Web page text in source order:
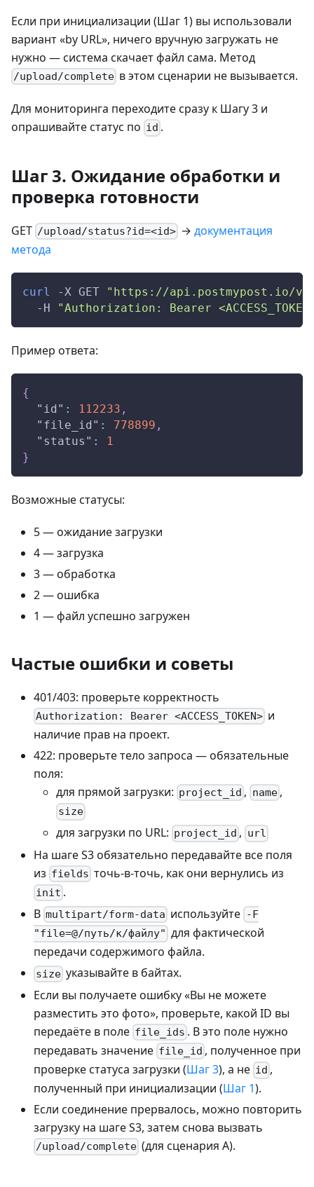
Если при инициализации (Шаг 1) вы использовали
вариант «by URL», ничего вручную загружать не
нужно — система скачает файл сама. Метод
/upload/complete в этом сценарии не вызывается.
Для мониторинга переходите сразу к Шагу 3 и
опрашивайте статус по id .
Шаг 3. Ожидание обработки и
проверка готовности
GET /upload/status?id=<id> →документация
метода
curl -X GET
"https://api.postmypost.io/
-H
"Authorization: Bearer
Пример ответа:
{
"id" : 112233 ,
"file_id" : 778899 ,
"status" :
1
}
Возможные статусы:
5 — ожидание загрузки
4 — загрузка
3 — обработка
2 — ошибка
1 — файл успешно загружен
Частые ошибки и советы
401/403: проверьте корректность
Authorization: Bearer <ACCESS_TOKEN> и
наличие прав на проект.
422: проверьте тело запроса — обязательные
поля:
для прямой загрузки: project_id , name,
size
для загрузки по URL: project_id , url
На шаге S3 обязательно передавайте все поля
из fields точь‑в‑точь, как они вернулись из
init .
В multipart/form-data используйте -F
"file=@/путь/к/файлу" для фактической
передачи содержимого файла.
size указывайте в байтах.
Если вы получаете ошибку «Вы не можете
разместить это фото», проверьте, какой ID вы
передаёте в поле file_ids . В это поле нужно
передавать значение file_id , полученное при
проверке статуса загрузки (Шаг 3), а не id ,
полученный при инициализации (Шаг 1).
Если соединение прервалось, можно повторить
загрузку на шаге S3, затем снова вызвать
/upload/complete (для сценария A).